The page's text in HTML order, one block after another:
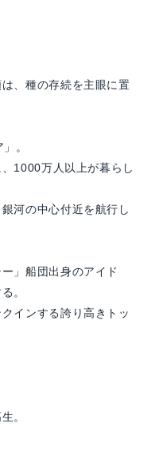
、種の存続を主眼に置
。
1000万人以上が暮らし
河の中心付近を航行し
」船団出身のアイド
。
インする誇り高きトッ
。